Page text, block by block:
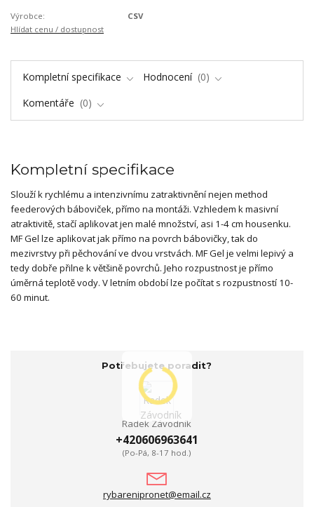
Výrobce:
CSV
Hlídat cenu / dostupnost
Kompletní specifikace Hodnocení
0
Komentáře
0
Kompletní specifikace
Slouží k rychlému a intenzivnímu zatraktivnění nejen method
feederových báboviček, přímo na montáži. Vzhledem k masivní
atraktivitě, stačí aplikovat jen malé množství, asi 1-4 cm housenku.
MF Gel lze aplikovat jak přímo na povrch bábovičky, tak do
mezivrstvy při pěchování ve dvou vrstvách. MF Gel je velmi lepivý a
tedy dobře přilne k většině povrchů. Jeho rozpustnost je přímo
úměrná teplotě vody. V letním období lze počítat s rozpustností 10-
60 minut.
Potřebujete poradit?
Radek Závodník
+420606963641
(Po-Pá, 8-17 hod.)
rybarenipronet@email.cz